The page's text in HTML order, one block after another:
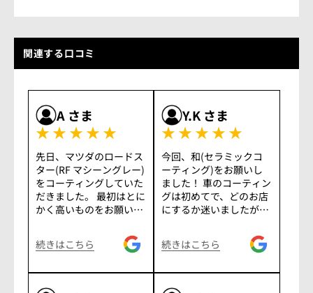
関連する口コミ
A さま
★★★★★
先日、マツダのロードス
ター(RF マシーングレー)
をコーティングしていた
だきました。 最初はとに
かく高いものをお願いす
思いながら素人な相談を
してしまいましたが、車
どを細かく聞き取ってい
ただき、より良いコーテ
続きはこちら
Y.K さま
★★★★★
今回、和(セラミックコ
ーティング)をお願いし
ました！ 車のコーティン
グは初めてで、どのお店
にするか迷いましたが、
して正解でした！ 施工前
の打ち合わせでコーティ
たコーティングのアドバ
イスを丁寧に教えて頂い
続きはこちら